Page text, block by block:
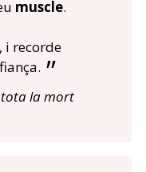
muscle.
i recorde
tota la mort